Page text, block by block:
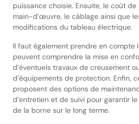
puissance choisie. Ensuite, le coût de
main-d’œuvre, le câblage ainsi que
modifications du tableau électrique.
Il faut également prendre en compte
peuvent comprendre la mise en
d’éventuels travaux de creusement
d’équipements de protection. Enfin,
proposent des options de
d’entretien et de suivi pour garantir
de la borne sur le long terme.